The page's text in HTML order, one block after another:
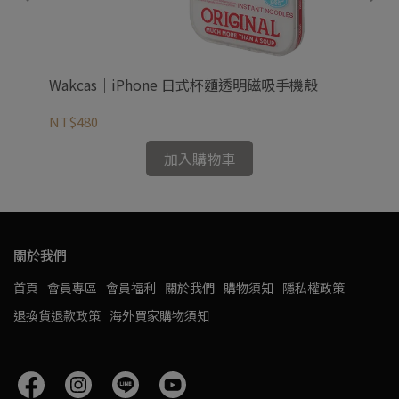
Wakcas｜iPhone 日式杯麵透明磁吸手機殼
NT$480
加入購物車
關於我們
首頁 會員專區 會員福利 關於我們 購物須知 隱私權政策
退換貨退款政策 海外買家購物須知